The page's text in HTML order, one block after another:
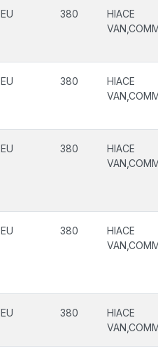
EU 380
HIACE
EU 380
HIACE
EU 380
HIACE
EU 380
HIACE
EU 380
HIACE